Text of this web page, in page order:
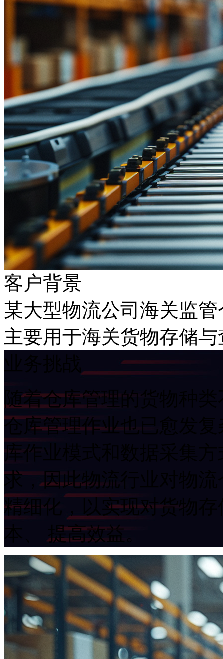
客户背景
某大型物流公司海关监管仓
主要用于海关货物存储
随着仓库管理的货物种类不
仓库管理作业也已愈发复
库作业模式和数据采集
求，因此物流行业对物
精细化，以实现对货物
本、 提高效益。